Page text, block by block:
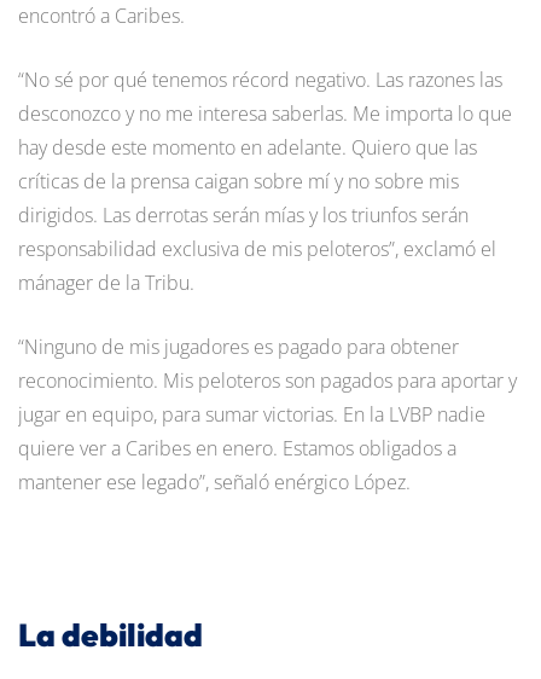
encontró a Caribes.
“No sé por qué tenemos récord negativo. Las razones las
desconozco y no me interesa saberlas. Me importa lo que
hay desde este momento en adelante. Quiero que las
críticas de la prensa caigan sobre mí y no sobre mis
dirigidos. Las derrotas serán mías y los triunfos serán
responsabilidad exclusiva de mis peloteros”, exclamó el
mánager de la Tribu.
“Ninguno de mis jugadores es pagado para obtener
reconocimiento. Mis peloteros son pagados para aportar y
jugar en equipo, para sumar victorias. En la LVBP nadie
quiere ver a Caribes en enero. Estamos obligados a
mantener ese legado”, señaló enérgico López.
La debilidad